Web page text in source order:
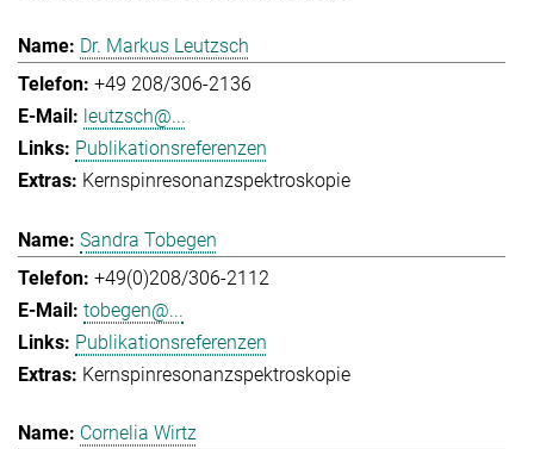
Dr. Markus Leutzsch
+49 208/306-2136
leutzsch@...
Publikationsreferenzen
Kernspinresonanzspektroskopie
Sandra Tobegen
+49(0)208/306-2112
tobegen@...
Publikationsreferenzen
Kernspinresonanzspektroskopie
Cornelia Wirtz